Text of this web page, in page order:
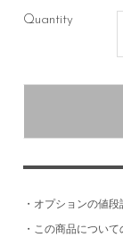
Quantity
・ オプションの値段
・ この商品につい